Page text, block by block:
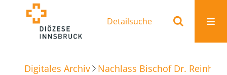
Detailsuche
Digitales Archiv Nachlass Bischof Dr.